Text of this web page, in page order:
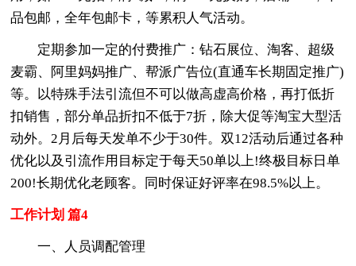
品包邮，全年包邮卡，等累积人气活动。
定期参加一定的付费推广：钻石展位、淘客、超级
麦霸、阿里妈妈推广、帮派广告位(直通车长期固定推广)
等。以特殊手法引流但不可以做高虚高价格，再打低折
扣销售，部分单品折扣不低于7折，除大促等淘宝大型活
动外。2月后每天发单不少于30件。双12活动后通过各种
优化以及引流作用目标定于每天50单以上!终极目标日单
200!长期优化老顾客。同时保证好评率在98.5%以上。
工作计划 篇4
一、人员调配管理